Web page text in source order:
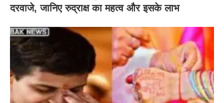
दरवाजे, जानिए रुद्राक्ष का महत्व और इसके लाभ